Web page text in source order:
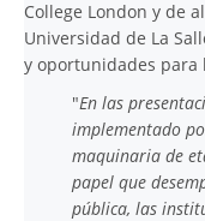
College London y de
Universidad de La
y oportunidades para
"En las
implementado
maquinaria de
papel que
pública, las